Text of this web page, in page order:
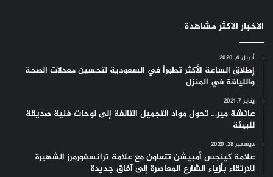
الاخبار الاكثر مشاهدة
أبريل 4, 2020
إطلاق الساعة الأكثر تطوراً في السعودية لتحسين معدلات الصحة
واللياقة في المنزل
يناير 7, 2021
عائشة مير… تحول مواد التجميل التالفة إلى لوحات فنية صديقة
للبيئة
ديسمبر 28, 2020
علامة كينجس أمبيشن تتعاون مع علامة ترانسفورمرز الشهيرة
للارتقاء بأزياء الشارع المعاصرة إلى آفاق جديدة